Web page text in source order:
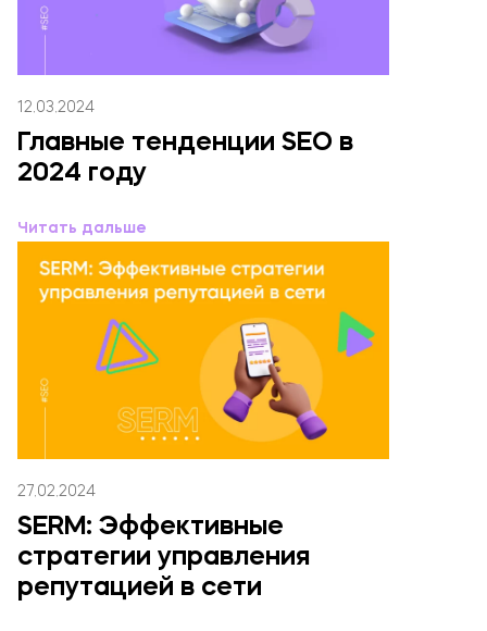
12.03.2024
Главные тенденции SEO в
2024 году
Читать дальше
27.02.2024
SERM: Эффективные
стратегии управления
репутацией в сети